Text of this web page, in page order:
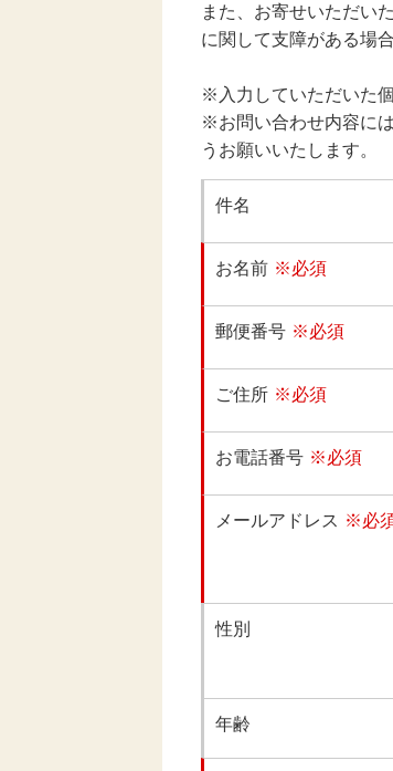
また、お寄せいただい
に関して支障がある場
※入力していただいた
※お問い合わせ内容に
うお願いいたします。
件名
お名前 ※必須
郵便番号 ※必須
ご住所 ※必須
お電話番号 ※必須
メールアドレス ※必
性別
年齢